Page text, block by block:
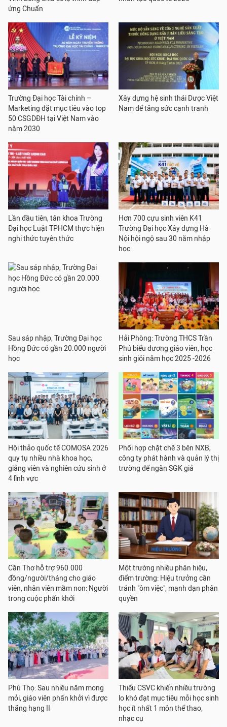
ứng Chuẩn
Trường Đại học Tài chính –
Marketing đặt mục tiêu vào top
50 CSGDĐH tại Việt Nam vào
năm 2030
Xây dựng hệ sinh thái Dược Việt
Nam để tăng sức cạnh tranh
Lần đầu tiên, tân khoa Trường
Đại học Luật TPHCM thực hiện
nghi thức tuyên thức
Hơn 700 cựu sinh viên K41
Trường Đại học Xây dựng Hà
Nội hội ngộ sau 30 năm nhập
học
Sau sáp nhập, Trường Đại học
Hồng Đức có gần 20.000 người
học
Hải Phòng: Trường THCS Trần
Phú biểu dương giáo viên, học
sinh giỏi năm học 2025 -2026
Hội thảo quốc tế COMOSA 2026
quy tụ nhiều nhà khoa học,
giảng viên và nghiên cứu sinh ở
4 lĩnh vực
Phối hợp chặt chẽ 3 bên NXB,
công ty phát hành và quản lý thị
trường để ngăn SGK giả
Cần Thơ hỗ trợ 960.000
đồng/người/tháng cho giáo
viên, nhân viên mầm non: Người
trong cuộc phấn khởi
Một trường nhiều phân hiệu,
điểm trường: Hiệu trưởng cần
tránh "ôm việc", mạnh dạn phân
quyền
Phú Thọ: Sau nhiều năm mong
mỏi, giáo viên phấn khởi vì được
thăng hạng II
Thiếu CSVC khiến nhiều trường
lo khó đạt mục tiêu mỗi học sinh
học ít nhất 1 môn thể thao,
nhạc cụ